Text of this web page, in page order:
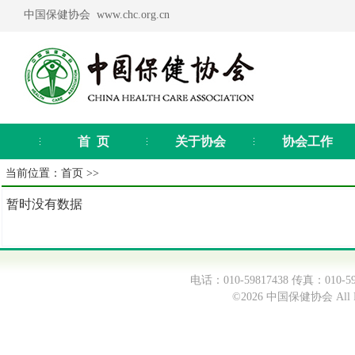
中国保健协会 www.chc.org.cn
首 页 关于协会 协会工作
当前位置： 首页 >>
暂时没有数据
电话：010-59817438 传真：
©2026 中国保健协会 All